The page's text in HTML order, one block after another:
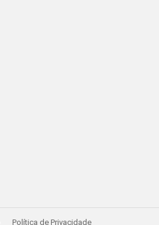
Política de Privacidade